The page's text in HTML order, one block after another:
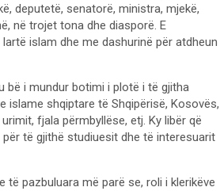
deputetë, senatorë, ministra, mjekë,
në trojet tona dhe diasporë. E
islam dhe me dashurinë për atdheun
bë i mundur botimi i plotë i të gjitha
islame shqiptare të Shqipërisë, Kosovës,
fjala përmbyllëse, etj. Ky libër që
të gjithë studiuesit dhe të interesuarit
pazbuluara më parë se, roli i klerikëve